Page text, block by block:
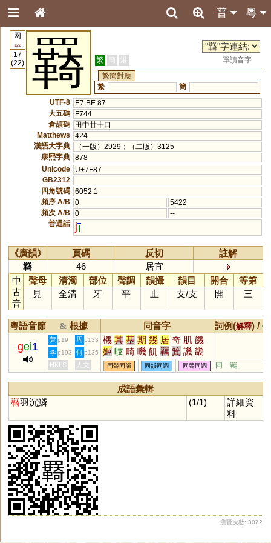
粵
普
网
122
17
(22)
羇 繁 簡 港
單讀音字
繁簡對應
繁
簡
UTF-8
E7 BE 87
大五碼
F744
倉頡碼
田中廿十口
Matthews
424
漢語大字典
（一版）2929；（二版）3125
康熙字典 878
Unicode
U+7F87
GB2312
四角號碼 6052.1
頻序 A/B
0
5422
頻次 A/B
0
--
普通話
j
《廣韻》 頁碼 反切
註解
羇
46
居宜
中
古
音
聲母 清濁 部位 聲調 韻攝 韻目 開合
等第
見
全清 牙 平 止 支/支 開 三
粵語音節 & 根據 同音字 詞例(解釋) /
gei1
黃 p19 周 p133 機 其 基 期 幾 居 奇 肌 饑
姬 吱 畸 嘰 飢 羈 箕 譏 畿
几 剞 禨 鞿 犄 碁 丌 磯 璣
乩 觭 錤 簊 鄿 諅 敧 踦 萁
鐖 稘 唭 刉
李 p193 何 p135
HKLS 人文 同聲同韻 同韻同調 同聲同調 同「羈 」
成語彙輯
羇羽沉鱗 (1/1)
詳細資
料
瀏覽次數: 3072